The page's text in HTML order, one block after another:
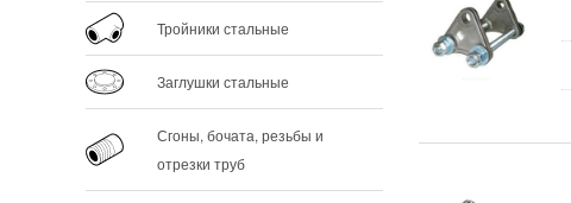
Тройники стальные
Заглушки стальные
Сгоны, бочата, резьбы и
отрезки труб